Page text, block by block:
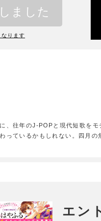
ました
ります
、往年のJ-POPと現代短歌をモ
っているかもしれない。四月
エン